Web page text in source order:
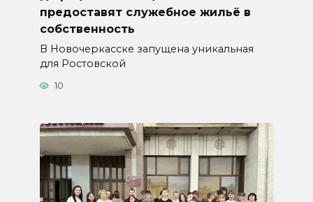
предоставят служебное жильё в
собственность
В Новочеркасске запущена уникальная
для Ростовской
10